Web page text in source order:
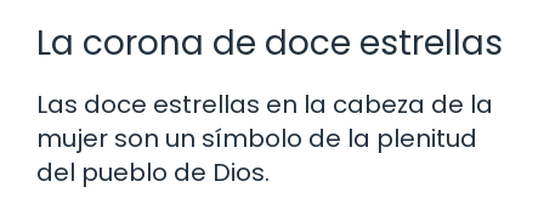
La corona de doce estrellas
Las doce estrellas en la cabeza de la
mujer son un símbolo de la plenitud
del pueblo de Dios.